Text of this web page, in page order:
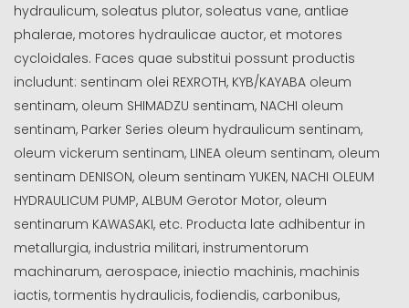
hydraulicum, soleatus plutor, soleatus vane, antliae
phalerae, motores hydraulicae auctor, et motores
cycloidales. Faces quae substitui possunt productis
includunt: sentinam olei REXROTH, KYB/KAYABA oleum
sentinam, oleum SHIMADZU sentinam, NACHI oleum
sentinam, Parker Series oleum hydraulicum sentinam,
oleum vickerum sentinam, LINEA oleum sentinam, oleum
sentinam DENISON, oleum sentinam YUKEN, NACHI OLEUM
HYDRAULICUM PUMP, ALBUM Gerotor Motor, oleum
sentinarum KAWASAKI, etc. Producta late adhibentur in
metallurgia, industria militari, instrumentorum
machinarum, aerospace, iniectio machinis, machinis
iactis, tormentis hydraulicis, fodiendis, carbonibus,